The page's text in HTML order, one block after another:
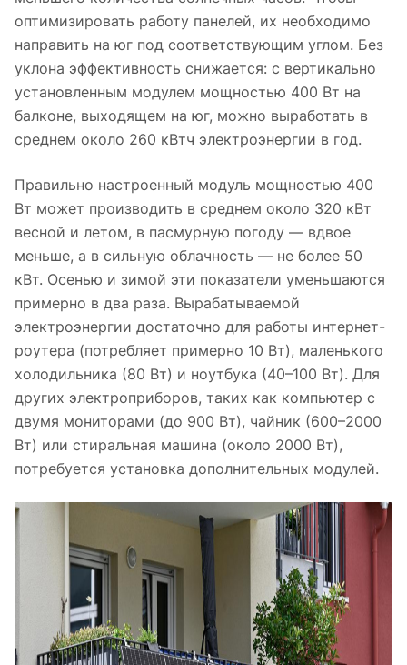
оптимизировать работу панелей, их необходимо
направить на юг под соответствующим углом. Без
уклона эффективность снижается: с вертикально
установленным модулем мощностью 400 Вт на
балконе, выходящем на юг, можно выработать в
среднем около 260 кВтч электроэнергии в год.
Правильно настроенный модуль мощностью 400
Вт может производить в среднем около 320 кВт
весной и летом, в пасмурную погоду — вдвое
меньше, а в сильную облачность — не более 50
кВт. Осенью и зимой эти показатели уменьшаются
примерно в два раза. Вырабатываемой
электроэнергии достаточно для работы интернет-
роутера (потребляет примерно 10 Вт), маленького
холодильника (80 Вт) и ноутбука (40–100 Вт). Для
других электроприборов, таких как компьютер с
двумя мониторами (до 900 Вт), чайник (600–2000
Вт) или стиральная машина (около 2000 Вт),
потребуется установка дополнительных модулей.